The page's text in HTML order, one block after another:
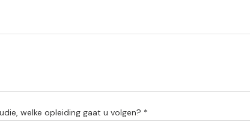
welke opleiding gaat u volgen? *